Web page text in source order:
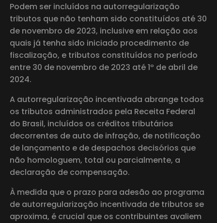
Podem ser incluídos na autorregularização
tributos que não tenham sido constituídos até 30
de novembro de 2023, inclusive em relação aos
quais já tenha sido iniciado procedimento de
fiscalização, e tributos constituídos no período
entre 30 de novembro de 2023 até 1º de abril de
2024.
A autorregularização incentivada abrange todos
os tributos administrados pela Receita Federal
do Brasil, incluídos os créditos tributários
decorrentes de auto de infração, de notificação
de lançamento e de despachos decisórios que
não homologuem, total ou parcialmente, a
declaração de compensação.
À medida que o prazo para adesão ao programa
de autorregularização incentivada de tributos se
aproxima, é crucial que os contribuintes avaliem